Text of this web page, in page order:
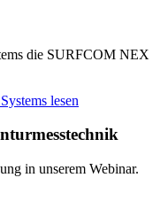
die SURFCOM NEX
lesen
in unserem Webinar.